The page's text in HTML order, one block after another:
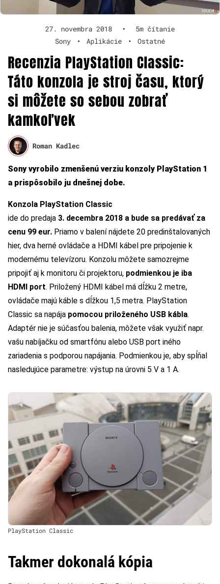
27. novembra 2018 •
5m čítanie
Sony
• Aplikácie • Ostatné
Recenzia PlayStation Classic:
Táto konzola je stroj času, ktorý
si môžete so sebou zobrať
kamkoľvek
Roman Kadlec
Sony vyrobilo zmenšenú verziu konzoly PlayStation 1
a prispôsobilo ju dnešnej dobe.
Konzola PlayStation Classic
ide do predaja 3. decembra 2018 a bude sa predávať za
cenu 99 eur. Priamo v balení nájdete 20 predinštalovaných
hier, dva herné ovládače a HDMI kábel pre pripojenie k
modernému televízoru. Konzolu môžete samozrejme
pripojiť aj k monitoru či projektoru, podmienkou je iba
HDMI port. Priložený HDMI kábel má dĺžku 2 metre,
ovládače majú káble s dĺžkou 1,5 metra. PlayStation
Classic sa napája pomocou priloženého USB kábla.
Adaptér nie je súčasťou balenia, môžete však využiť napr.
vašu nabíjačku od smartfónu alebo USB port iného
zariadenia s podporou napájania. Podmienkou je, aby spĺňal
nasledujúce parametre: výstup na úrovni 5 V a 1 A.
PlayStation Classic
Takmer dokonalá kópia